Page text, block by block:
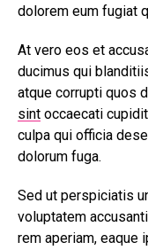
dolorem eum fugiat
At vero eos et
ducimus qui
atque corrupti quos
sint occaecati
culpa qui officia
dolorum fuga.
Sed ut perspiciatis
voluptatem
rem aperiam, eaque